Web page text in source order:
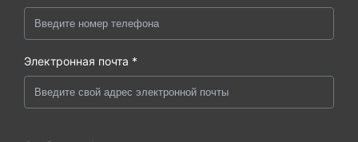
Электронная почта *